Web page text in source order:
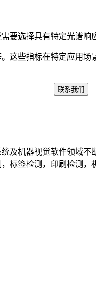
选择具有特定光谱响
这些指标在特定应用
联系我们
机器视觉软件领域
签检测，印刷检测，